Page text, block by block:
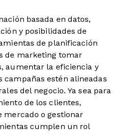
basada en datos,
y posibilidades de
de planificación
de marketing tomar
aumentar la eficiencia y
campañas estén alineadas
del negocio. Ya sea para
de los clientes,
mercado o gestionar
cumplen un rol